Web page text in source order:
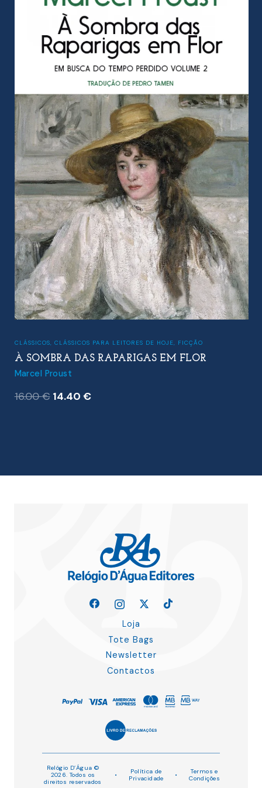
CLÁSSICOS, CLÁSSICOS PARA LEITORES DE HOJE, FICÇÃO
À SOMBRA DAS RAPARIGAS EM FLOR
Marcel Proust
16.00€ O
14.40 €O
Loja
Tote Bags
Newsletter
Contactos
Relógio D’Água ©
2026. Todos os
direitos reservados
•
Política de
Privacidade
•
Termos e
Condições